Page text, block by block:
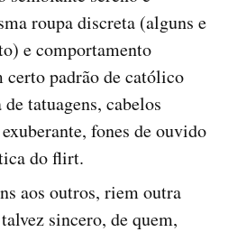
roupa discreta (alguns e
e comportamento
certo padrão de católico
tatuagens, cabelos
fones de ouvido
do flirt.
aos outros, riem outra
sincero, de quem,